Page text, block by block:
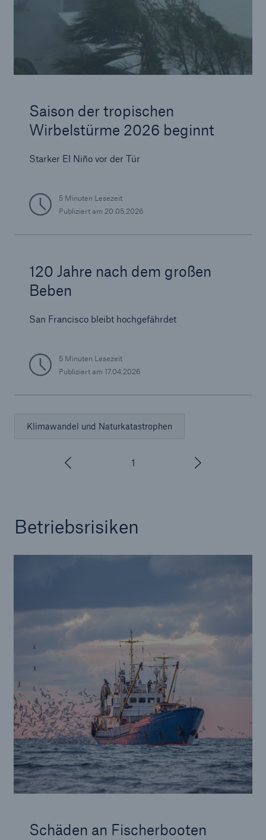
Saison der tropischen
Wirbelstürme 2026 beginnt
Starker El Niño vor der Tür
5 Minuten Lesezeit
Publiziert am 20.05.2026
120 Jahre nach dem großen
Beben
San Francisco bleibt hochgefährdet
5 Minuten Lesezeit
Publiziert am 17.04.2026
Klimawandel und Naturkatastrophen
1
Betriebsrisiken
Schäden an Fischerbooten